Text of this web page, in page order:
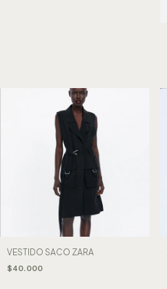
VESTIDO SACO ZARA
$40.000